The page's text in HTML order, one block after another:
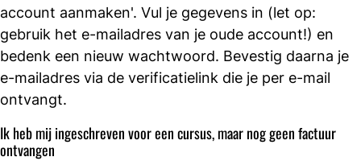
account aanmaken'. Vul je gegevens in (let op:
gebruik het e-mailadres van je oude account!) en
bedenk een nieuw wachtwoord. Bevestig daarna je
e-mailadres via de verificatielink die je per e-mail
ontvangt.
Ik heb mij ingeschreven voor een cursus, maar nog geen factuur
ontvangen